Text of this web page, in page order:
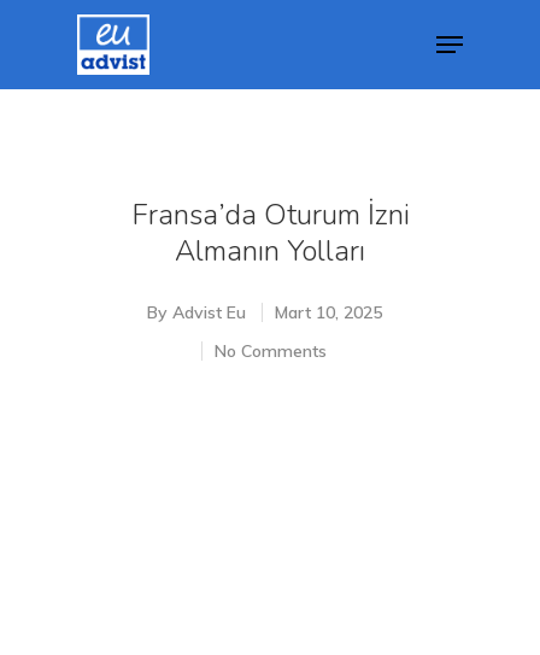
Fransa’da Oturum İzni
Almanın Yolları
By Advist Eu
Mart 10, 2025
No Comments